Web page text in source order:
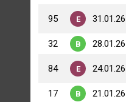
95 E 31.01.26
32 B 28.01.26
84 E 24.01.26
17 B 21.01.26